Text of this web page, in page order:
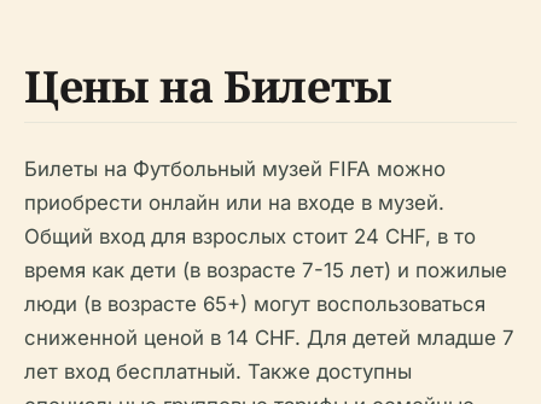
Цены на Билеты
Билеты на Футбольный музей FIFA можно
приобрести онлайн или на входе в музей.
Общий вход для взрослых стоит 24 CHF, в то
время как дети (в возрасте 7-15 лет) и пожилые
люди (в возрасте 65+) могут воспользоваться
сниженной ценой в 14 CHF. Для детей младше 7
лет вход бесплатный. Также доступны